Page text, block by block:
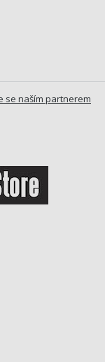
se naším partnerem